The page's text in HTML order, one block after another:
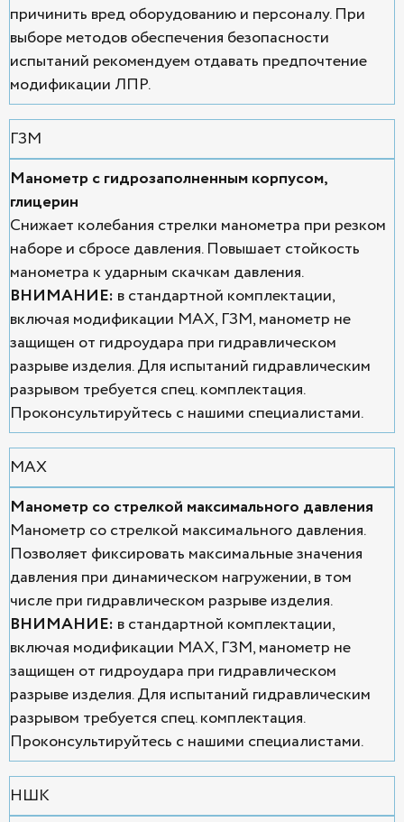
причинить вред оборудованию и персоналу. При
выборе методов обеспечения безопасности
испытаний рекомендуем отдавать предпочтение
модификации ЛПР.
ГЗМ
Манометр с гидрозаполненным корпусом,
глицерин
Снижает колебания стрелки манометра при резком
наборе и сбросе давления. Повышает стойкость
манометра к ударным скачкам давления.
ВНИМАНИЕ: в стандартной комплектации,
включая модификации MAX, ГЗМ, манометр не
защищен от гидроудара при гидравлическом
разрыве изделия. Для испытаний гидравлическим
разрывом требуется спец. комплектация.
Проконсультируйтесь с нашими специалистами.
MAX
Манометр со стрелкой максимального давления
Манометр со стрелкой максимального давления.
Позволяет фиксировать максимальные значения
давления при динамическом нагружении, в том
числе при гидравлическом разрыве изделия.
ВНИМАНИЕ: в стандартной комплектации,
включая модификации MAX, ГЗМ, манометр не
защищен от гидроудара при гидравлическом
разрыве изделия. Для испытаний гидравлическим
разрывом требуется спец. комплектация.
Проконсультируйтесь с нашими специалистами.
НШК